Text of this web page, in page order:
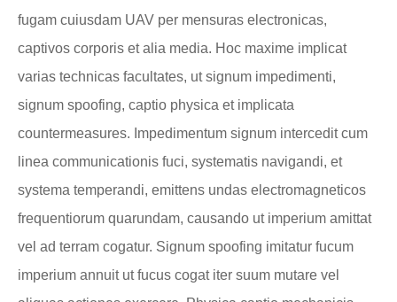
fugam cuiusdam UAV per mensuras electronicas,
captivos corporis et alia media. Hoc maxime implicat
varias technicas facultates, ut signum impedimenti,
signum spoofing, captio physica et implicata
countermeasures. Impedimentum signum intercedit cum
linea communicationis fuci, systematis navigandi, et
systema temperandi, emittens undas electromagneticos
frequentiorum quarundam, causando ut imperium amittat
vel ad terram cogatur. Signum spoofing imitatur fucum
imperium annuit ut fucus cogat iter suum mutare vel